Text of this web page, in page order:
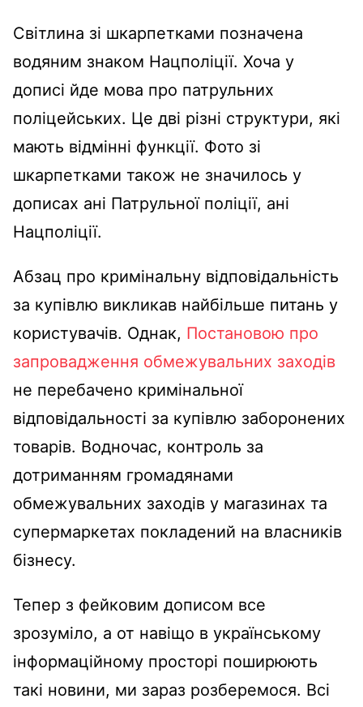
Світлина зі шкарпетками позначена
водяним знаком Нацполіції. Хоча у
дописі йде мова про патрульних
поліцейських. Це дві різні структури, які
мають відмінні функції. Фото зі
шкарпетками також не значилось у
дописах ані Патрульної поліції, ані
Нацполіції.
Абзац про кримінальну відповідальність
за купівлю викликав найбільше питань у
користувачів. Однак, Постановою про
запровадження обмежувальних заходів
не перебачено кримінальної
відповідальності за купівлю заборонених
товарів. Водночас, контроль за
дотриманням громадянами
обмежувальних заходів у магазинах та
супермаркетах покладений на власників
бізнесу.
Тепер з фейковим дописом все
зрозуміло, а от навіщо в українському
інформаційному просторі поширюють
такі новини, ми зараз розберемося. Всі